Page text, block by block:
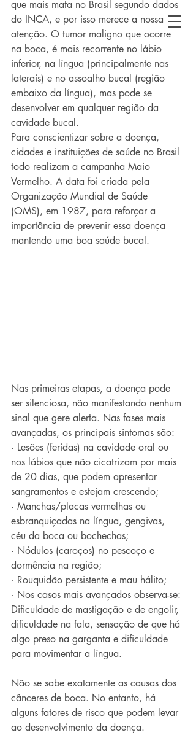
que mais mata no Brasil segundo dados
do INCA, e por isso merece a nossa
atenção. O tumor maligno que ocorre
na boca, é mais recorrente no lábio
inferior, na língua (principalmente nas
laterais) e no assoalho bucal (região
embaixo da língua), mas pode se
desenvolver em qualquer região da
cavidade bucal.
Para conscientizar sobre a doença,
cidades e instituições de saúde no Brasil
todo realizam a campanha Maio
Vermelho. A data foi criada pela
Organização Mundial de Saúde
(OMS), em 1987, para reforçar a
importância de prevenir essa doença
mantendo uma boa saúde bucal.
Nas primeiras etapas, a doença pode
ser silenciosa, não manifestando nenhum
sinal que gere alerta. Nas fases mais
avançadas, os principais sintomas são:
· Lesões (feridas) na cavidade oral ou
nos lábios que não cicatrizam por mais
de 20 dias, que podem apresentar
sangramentos e estejam crescendo;
· Manchas/placas vermelhas ou
esbranquiçadas na língua, gengivas,
céu da boca ou bochechas;
· Nódulos (caroços) no pescoço e
dormência na região;
· Rouquidão persistente e mau hálito;
· Nos casos mais avançados observa-se:
Dificuldade de mastigação e de engolir,
dificuldade na fala, sensação de que há
algo preso na garganta e dificuldade
para movimentar a língua.
Não se sabe exatamente as causas dos
cânceres de boca. No entanto, há
alguns fatores de risco que podem levar
ao desenvolvimento da doença.